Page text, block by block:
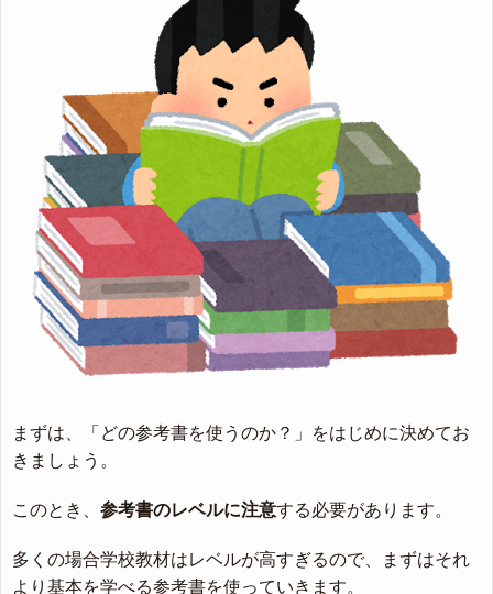
まずは、「どの参考書を使うのか？」をはじめに決めてお
きましょう。
このとき、 参考書のレベルに注意する必要があります。
多くの場合学校教材はレベルが高すぎるので、まずはそれ
より基本を学べる参考書を使っていきます。